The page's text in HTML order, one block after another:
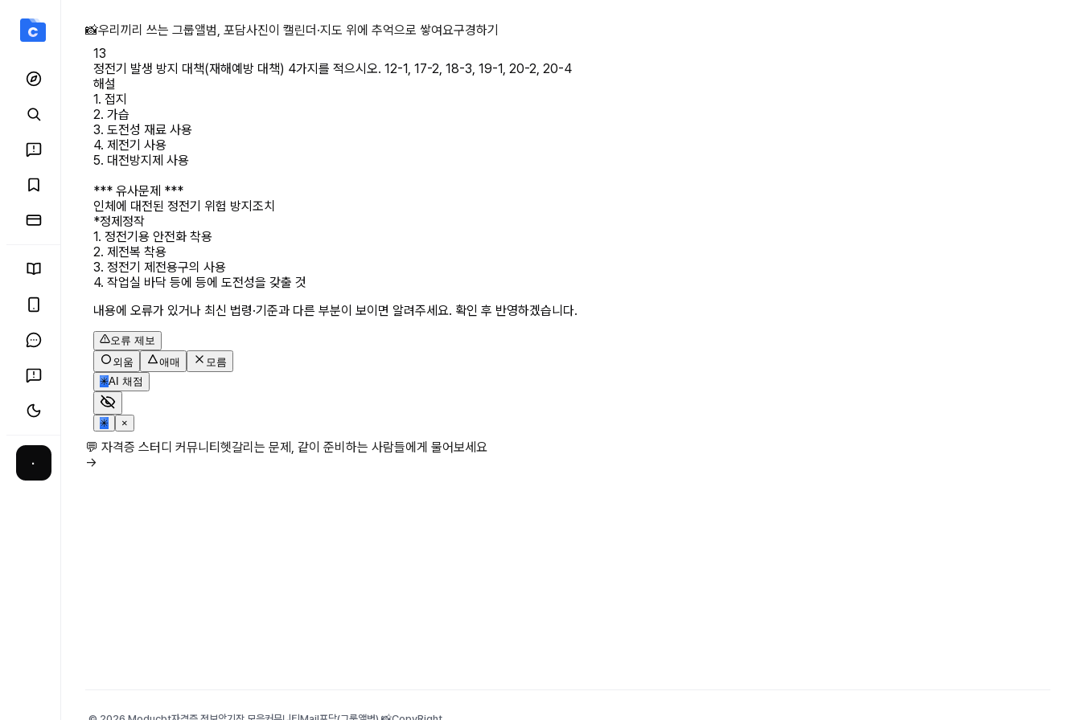
·
정전기 발생 방지 대책(재해예방 대책) 4가지를 적으시오. 12-1, 17-2, 18-3, 상세 페이지
📸우리끼리 쓰는 그룹앨범, 포담사진이 캘린더·지도 위에 추억으로 쌓여요구경하기
13
정전기 발생 방지 대책(재해예방 대책) 4가지를 적으시오. 12-1, 17-2, 18-3, 19-1, 20-2, 20-4
해설
1. 접지
2. 가습
3. 도전성 재료 사용
4. 제전기 사용
5. 대전방지제 사용
*** 유사문제 ***
인체에 대전된 정전기 위험 방지조치
*정제정작
1. 정전기용 안전화 착용
2. 제전복 착용
3. 정전기 제전용구의 사용
4. 작업실 바닥 등에 등에 도전성을 갖출 것
내용에 오류가 있거나 최신 법령·기준과 다른 부분이 보이면 알려주세요. 확인 후 반영하겠습니다.
오류 제보
외움
애매
모름
✳AI 채점
✳ ×
💬 자격증 스터디 커뮤니티헷갈리는 문제, 같이 준비하는 사람들에게 물어보세요
→